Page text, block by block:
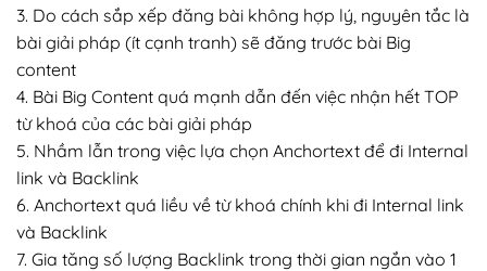
3. Do cách sắp xếp đăng bài không hợp lý, nguyên tắc là
bài giải pháp (ít cạnh tranh) sẽ đăng trước bài Big
content
4. Bài Big Content quá mạnh dẫn đến việc nhận hết TOP
từ khoá của các bài giải pháp
5. Nhầm lẫn trong việc lựa chọn Anchortext để đi Internal
link và Backlink
6. Anchortext quá liều về từ khoá chính khi đi Internal link
và Backlink
7. Gia tăng số lượng Backlink trong thời gian ngắn vào 1